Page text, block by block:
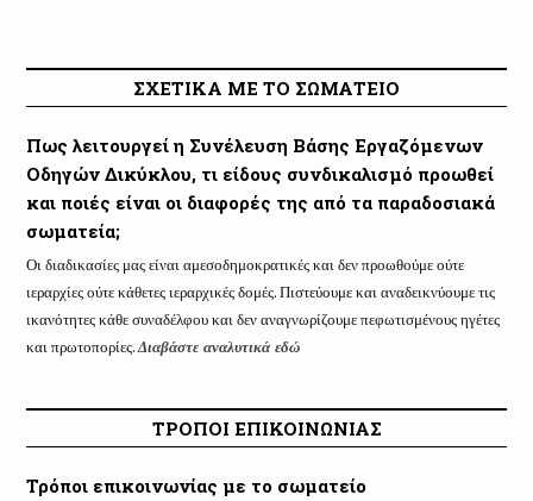
ΣΧΕΤΙΚΑ ΜΕ ΤΟ ΣΩΜΑΤΕΙΟ
Πως λειτουργεί η Συνέλευση Βάσης Εργαζόμενων
Οδηγών Δικύκλου, τι είδους συνδικαλισμό προωθεί
και ποιές είναι οι διαφορές της από τα παραδοσιακά
σωματεία;
Οι διαδικασίες μας είναι αμεσοδημοκρατικές και δεν προωθούμε ούτε
ιεραρχίες ούτε κάθετες ιεραρχικές δομές. Πιστεύουμε και αναδεικνύουμε τις
ικανότητες κάθε συναδέλφου και δεν αναγνωρίζουμε πεφωτισμένους ηγέτες
και πρωτοπορίες.Διαβάστε αναλυτικά εδώ
ΤΡΟΠΟΙ ΕΠΙΚΟΙΝΩΝΙΑΣ
Τρόποι επικοινωνίας με το σωματείο